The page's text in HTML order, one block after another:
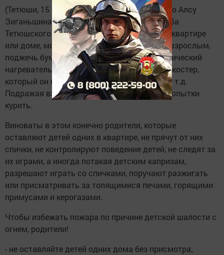
(Тетюши, 15 августа, «Тетюшские зори», фото Алсу
Зиганьшина). Как информирует пресс-служба
Тетюшского МР, ребенок, оставшись один в квартире
или доме, может взять спички и, подражая взрослым,
поджечь бумагу, включить в розетку электрический
нагревательный прибор или даже устроить костер,
который он когда-то видел в лесу, огороде и т.д.
Подражая взрослым, дети иногда делают попытки
курить.
Виноваты в этом конечно родители, которые
оставляют детей одних в квартире, не прячут от них
спички, не контролируют поведение детей, не следят за
их играми, а иногда потакая детским капризам,
разрешают играть со спичками, поручают разжигать
или присматривать за топящимися печами, горящими
примусами и керогазами.
Чтобы избежать пожара по причине детской шалости с
огнем, родители!
- не оставляйте детей одних дома без присмотра;